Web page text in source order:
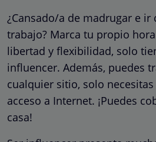
¿Cansado/a de madrugar e ir
trabajo? Marca tu propio
libertad y flexibilidad, solo
influencer. Además, puedes
cualquier sitio, solo
acceso a Internet. ¡Puedes
casa!